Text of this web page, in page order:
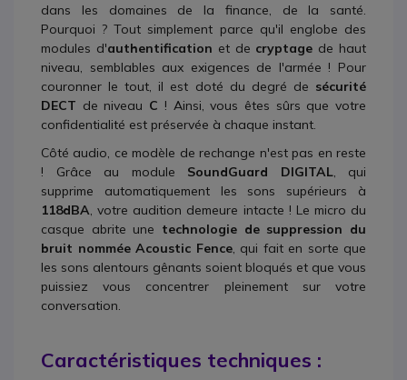
dans les domaines de la finance, de la santé.
Pourquoi ? Tout simplement parce qu'il englobe des
modules d'authentification et de cryptage de haut
niveau, semblables aux exigences de l'armée ! Pour
couronner le tout, il est doté du degré de sécurité
DECT de niveau C ! Ainsi, vous êtes sûrs que votre
confidentialité est préservée à chaque instant.
Côté audio, ce modèle de rechange n'est pas en reste
! Grâce au module SoundGuard DIGITAL, qui
supprime automatiquement les sons supérieurs à
118dBA, votre audition demeure intacte ! Le micro du
casque abrite une technologie de suppression du
bruit nommée Acoustic Fence, qui fait en sorte que
les sons alentours gênants soient bloqués et que vous
puissiez vous concentrer pleinement sur votre
conversation.
Caractéristiques techniques :